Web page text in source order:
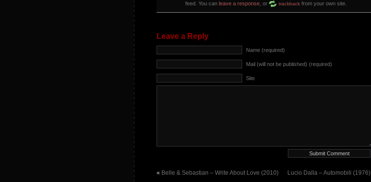
feed. You can leave a response , or trackback from your own site.
Leave a Reply
Name (required)
Mail (will not be published) (required)
Site
« Belle & Sebastian – Write About Love (2010) Lucio Dalla – Automobili (1976)